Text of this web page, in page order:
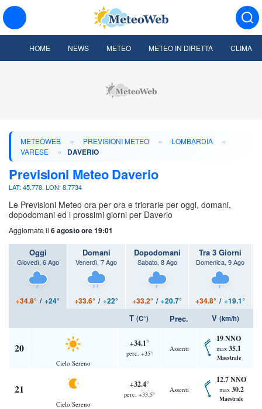
HOME NEWS METEO METEO IN DIRETTA CLIMA
METEOWEB » PREVISIONI METEO » LOMBARDIA »
VARESE » DAVERIO
Previsioni Meteo Daverio
LAT: 45.778, LON: 8.7734
Le Previsioni Meteo ora per ora e triorarie per oggi, domani,
dopodomani ed i prossimi giorni per Daverio
Aggiornate il 6 agosto ore 19:01
Oggi
Giovedì, 6 Ago
+34.8° / +24°
Domani
Venerdì, 7 Ago
+33.6° / +22°
Dopodomani
Sabato, 8 Ago
+33.2° / +20.7°
Tra 3 Giorni
Domenica, 9 Ago
+34.8° / +19.1°
T (C°) Prec. V (km/h)
20
Cielo Sereno
+34.1°
perc. +35°
Assenti
19 NNO
max 35.1
Maestrale
21
Cielo Sereno
+32.4°
perc. +33.5°
Assenti
12.7 NNO
max 30.2
Maestrale